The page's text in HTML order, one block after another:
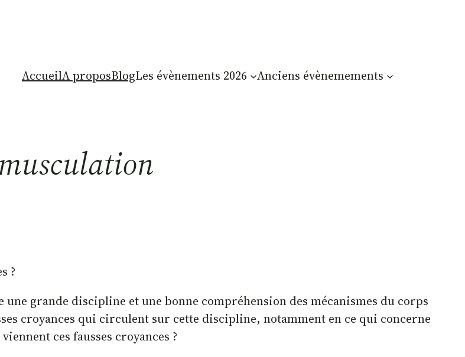
AccueilA proposBlogLes évènements 2026 Anciens évènemements
?
grande discipline et une bonne compréhension des mécanismes du corps
croyances qui circulent sur cette discipline, notamment en ce qui concerne
ces fausses croyances ?